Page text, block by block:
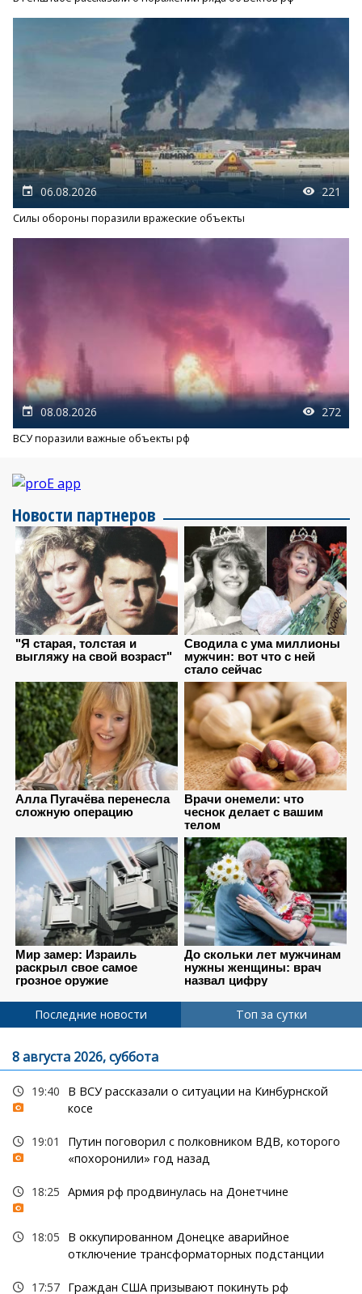
06.08.2026 221
Силы обороны поразили вражеские объекты
08.08.2026 272
ВСУ поразили важные объекты рф
Новости партнеров
Последние новости Топ за сутки
8 августа 2026, суббота
19:40
В ВСУ рассказали о ситуации на Кинбурнской
косе
19:01
Путин поговорил с полковником ВДВ, которого
«похоронили» год назад
18:25 Армия рф продвинулась на Донетчине
18:05
В оккупированном Донецке аварийное
отключение трансформаторных подстанции
17:57 Граждан США призывают покинуть рф